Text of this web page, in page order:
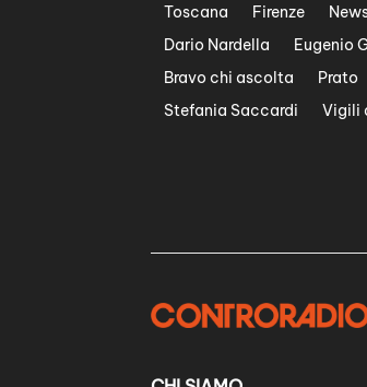
Toscana Firenze
Dario Nardella
Eugenio
Bravo chi ascolta
Prato
Stefania Saccardi
Vigili